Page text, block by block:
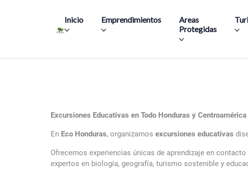
Inicio Emprendimientos
Areas
Protegidas
Excursiones Educativas en Todo Honduras y
En Eco Honduras, organizamos excursiones educativas
Ofrecemos experiencias únicas de aprendizaje en
expertos en biología, geografía, turismo sostenible y